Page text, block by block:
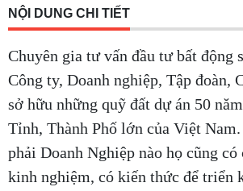
Cần thuê MBKD tại Phường Văn Miếu
Cần thuê MBKD tại Phường Kim Liên
Cần thuê MBKD tại Phường Vĩnh Tuy
NỘI DUNG CHI TIẾT
Chuyên gia tư vấn đầu tư bất động
Công ty, Doanh nghiệp, Tập đoàn,
sở hữu những quỹ đất dự án 50
Tỉnh, Thành Phố lớn của Việt
phải Doanh Nghiệp nào họ cũng có
kinh nghiệm, có kiến thức để triển